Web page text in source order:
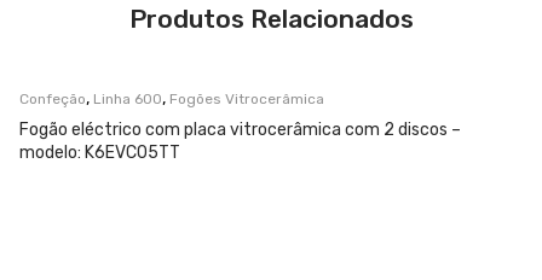
Produtos Relacionados
Confeção, Linha 600, Fogões Vitrocerâmica
Fogão eléctrico com placa vitrocerâmica com 2 discos –
modelo: K6EVC05TT